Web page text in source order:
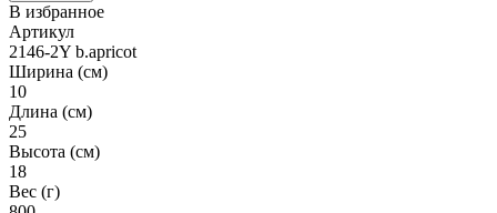
В избранное
Артикул
2146-2Y b.apricot
Ширина (см)
10
Длина (см)
25
Высота (см)
18
Вес (г)